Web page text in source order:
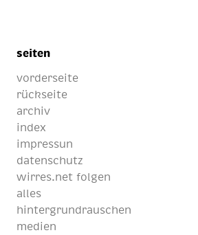
seiten
vorderseite
rückseite
archiv
index
impressun
datenschutz
wirres.net folgen
alles
hintergrundrauschen
medien